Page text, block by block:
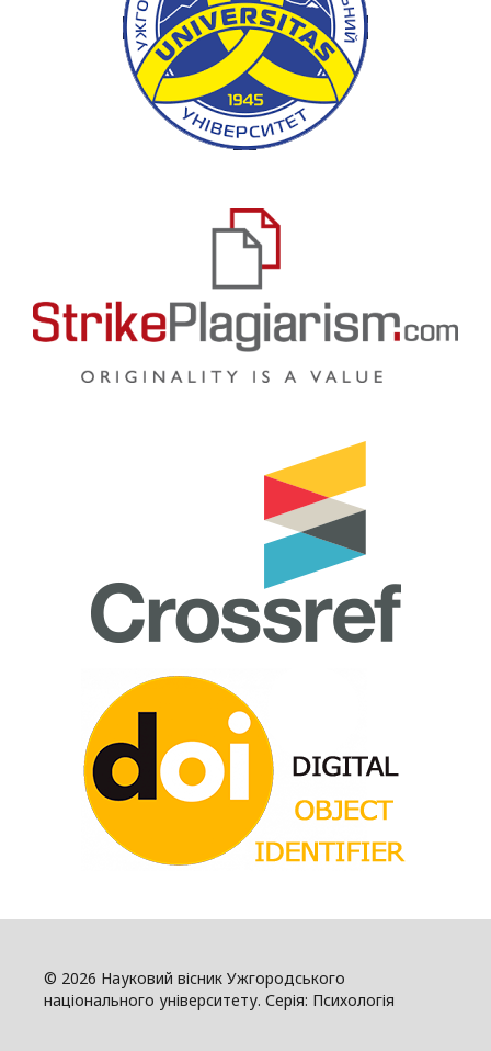
© 2026 Науковий вісник Ужгородського
національного університету. Серія: Психологія